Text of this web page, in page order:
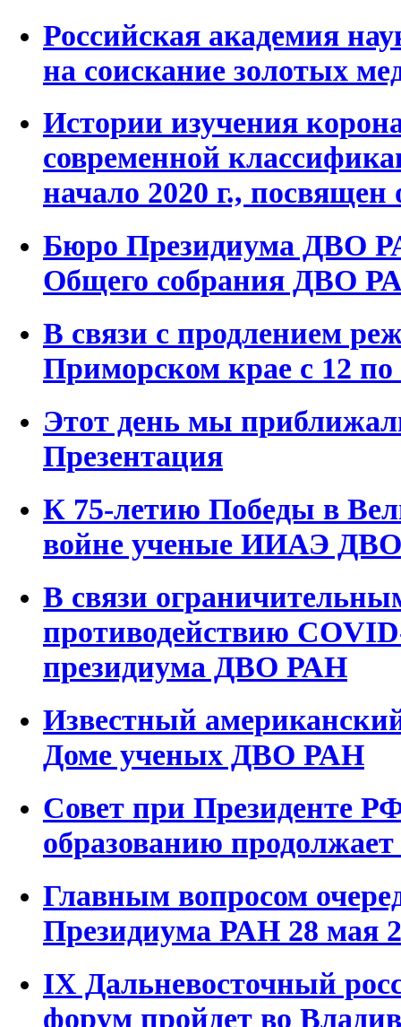
Российская академия
на соискание золотых
Истории изучения
современной
начало 2020 г., посвящен
Бюро Президиума ДВО
Общего собрания ДВО
В связи с продлением
Приморском крае с 12 по
Этот день мы
Презентация
К 75-летию Победы в
войне ученые ИИАЭ
В связи
противодействию
президиума ДВО РАН
Известный
Доме ученых ДВО РАН
Совет при Президенте
образованию
Главным вопросом
Президиума РАН 28 мая
IX Дальневосточный
форум пройдет во